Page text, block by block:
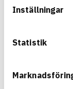
Inställningar
Statistik
även